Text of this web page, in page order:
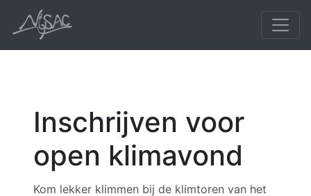
Inschrijven voor
open klimavond